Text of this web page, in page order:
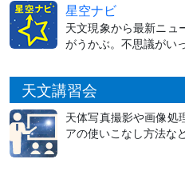
星空ナビ
天文現象から最新ニュ
がうかぶ。不思議がい
天文講習会
天体写真撮影や画像処
アの使いこなし方法な